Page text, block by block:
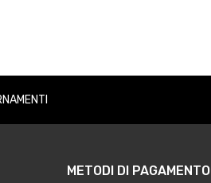
METODI DI PAGAMENTO